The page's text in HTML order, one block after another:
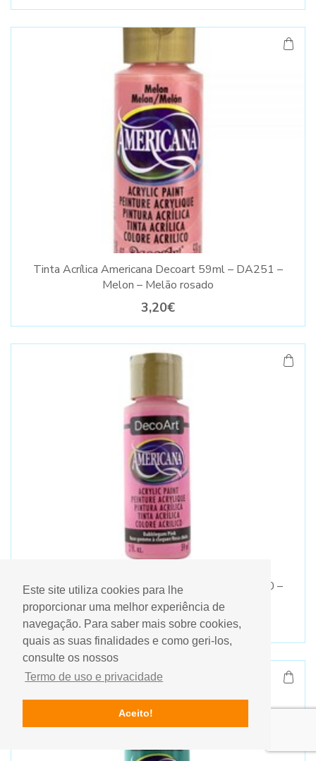
Este site utiliza cookies para lhe
proporcionar uma melhor experiência de
navegação. Para saber mais sobre cookies,
quais as suas finalidades e como geri-los,
consulte os nossos
Termo de uso e privacidade
Aceito!
Tinta Acrílica Americana Decoart 59ml – DA251 –
Melon – Melão rosado
3,20€
Tinta Acrílica Americana Decoart 59ml – DA250 –
Bubblegum Pink – Rosa
3,20€